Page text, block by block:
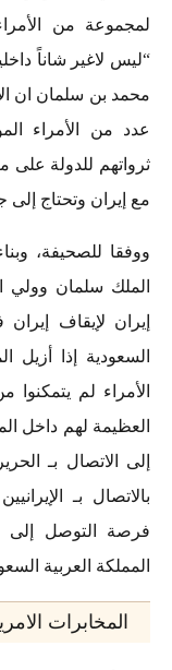
لمجموعة من
“ليس لاغير شاناً
محمد بن سلمان ان
عدد من الأمراء
ثرواتهم للدولة على
مع إيران وتحتاج
ووفقا للصحيفة،
الملك سلمان وولي
إيران لإيقاف
السعودية إذا
الأمراء لم
العظيمة لهم داخل
إلى الاتصال بـ
بالاتصال بـ
فرصة التوصل إلى
المملكة العربية
المخابرات